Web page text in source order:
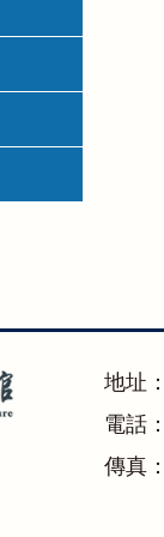
地址
電話
傳真